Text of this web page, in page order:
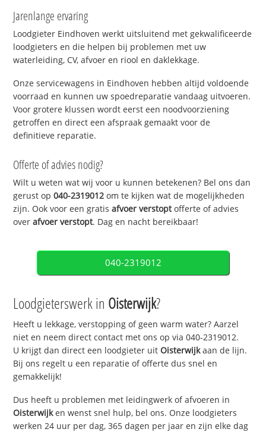
Jarenlange ervaring
Loodgieter Eindhoven werkt uitsluitend met gekwalificeerde
loodgieters en die helpen bij problemen met uw
waterleiding, CV, afvoer en riool en daklekkage.
Onze servicewagens in Eindhoven hebben altijd voldoende
voorraad en kunnen uw spoedreparatie vandaag uitvoeren.
Voor grotere klussen wordt eerst een noodvoorziening
getroffen en direct een afspraak gemaakt voor de
definitieve reparatie.
Offerte of advies nodig?
Wilt u weten wat wij voor u kunnen betekenen? Bel ons dan
gerust op040-2319012 om te kijken wat de mogelijkheden
zijn. Ook voor een gratisafvoer verstoptofferte of advies
overafvoer verstopt. Dag en nacht bereikbaar!
040-2319012
Loodgieterswerk in Oisterwijk?
Heeft u lekkage, verstopping of geen warm water? Aarzel
niet en neem direct contact met ons op via 040-2319012.
U krijgt dan direct een loodgieter uitOisterwijkaan de lijn.
Bij ons regelt u een reparatie of offerte dus snel en
gemakkelijk!
Dus heeft u problemen met leidingwerk of afvoeren in
Oisterwijken wenst snel hulp, bel ons. Onze loodgieters
werken 24 uur per dag, 365 dagen per jaar en zijn elke dag